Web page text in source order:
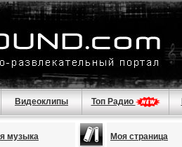
Видеоклипы Топ Радио
музыка Моя страница